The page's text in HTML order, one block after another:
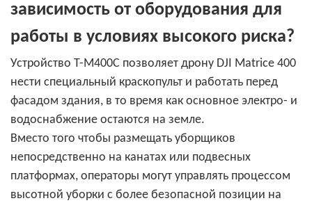
зависимость от оборудования для
работы в условиях высокого риска?
Устройство T-M400C позволяет дрону DJI Matrice 400
нести специальный краскопульт и работать перед
фасадом здания, в то время как основное электро- и
водоснабжение остаются на земле.
Вместо того чтобы размещать уборщиков
непосредственно на канатах или подвесных
платформах, операторы могут управлять процессом
высотной уборки с более безопасной позиции на